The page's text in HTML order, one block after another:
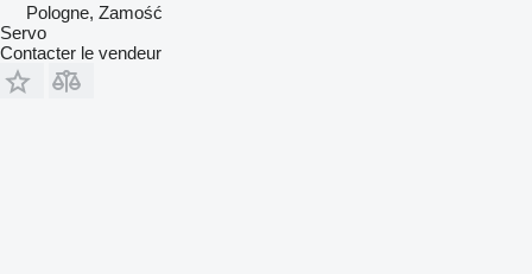
Pologne, Zamość
Servo
Contacter le vendeur